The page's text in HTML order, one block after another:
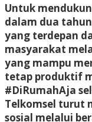
Untuk
dalam dua
yang terdepan
masyarakat
yang mampu
tetap produktif
#DiRumahAja
Telkomsel turut
sosial melalui